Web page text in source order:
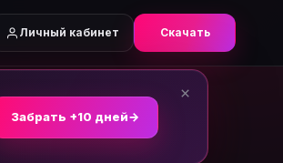
Личный кабинет Скачать
Забрать +10 дней→
×